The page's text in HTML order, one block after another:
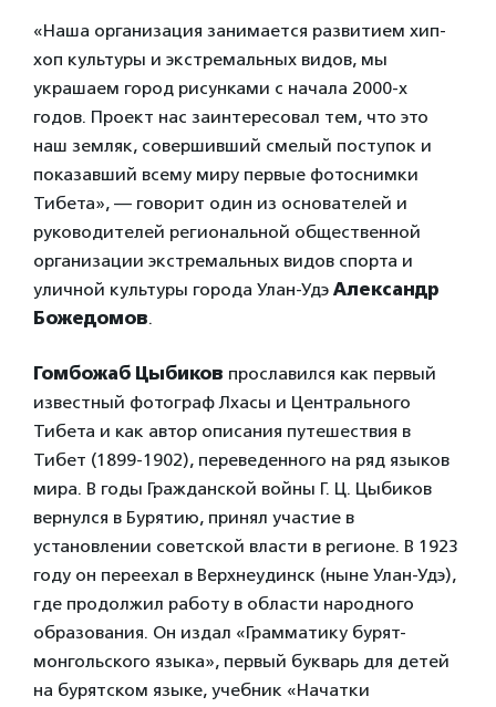
«Наша организация занимается развитием хип-
хоп культуры и экстремальных видов, мы
украшаем город рисунками с начала 2000-х
годов. Проект нас заинтересовал тем, что это
наш земляк, совершивший смелый поступок и
показавший всему миру первые фотоснимки
Тибета», — говорит один из основателей и
руководителей региональной общественной
организации экстремальных видов спорта и
уличной культуры города Улан-Удэ Александр
Божедомов.
Гомбожаб Цыбиков прославился как первый
известный фотограф Лхасы и Центрального
Тибета и как автор описания путешествия в
Тибет (1899-1902), переведенного на ряд языков
мира. В годы Гражданской войны Г. Ц. Цыбиков
вернулся в Бурятию, принял участие в
установлении советской власти в регионе. В 1923
году он переехал в Верхнеудинск (ныне Улан-Удэ),
где продолжил работу в области народного
образования. Он издал «Грамматику бурят-
монгольского языка», первый букварь для детей
на бурятском языке, учебник «Начатки